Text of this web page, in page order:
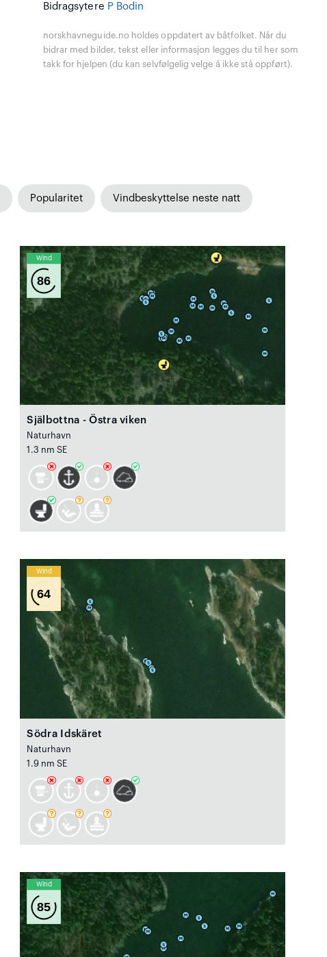
Bidragsytere P Bodin
norskhavneguide.no holdes oppdatert av båtfolket. Når du
bidrar med bilder, tekst eller informasjon legges du til her som
takk for hjelpen (du kan selvfølgelig velge å ikke stå oppført).
Popularitet Vindbeskyttelse neste natt
Wind
86
Själbottna - Östra viken
Naturhavn
1.3 nm SE
Wind
64
Södra Idskäret
Naturhavn
1.9 nm SE
Wind
85